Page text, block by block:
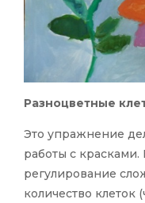
Разноцветные
Это упражнение
работы с
регулирование
количество